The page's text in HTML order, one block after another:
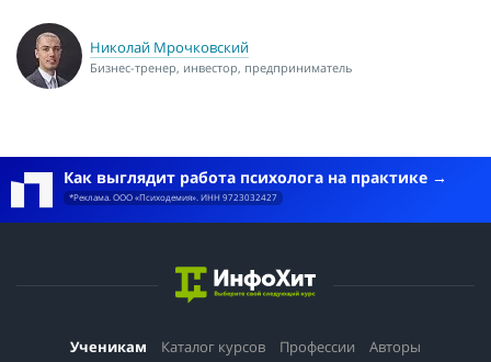
Николай Мрочковский
Бизнес-тренер, инвестор, предприниматель
Как выглядит работа психолога на практике
*Реклама. ООО «Психодемия». ИНН 9723032427
Ученикам Каталог курсов Профессии
Авторы